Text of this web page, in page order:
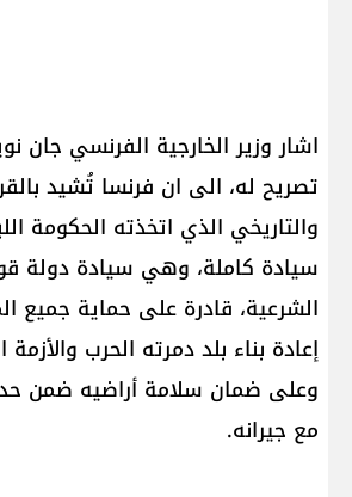
اشار وزير الخارجية الفرنسي جان
تصريح له، الى ان ​فرنسا​ تُشيد
والتاريخي الذي اتخذته الحكومة
سيادة كاملة، وهي سيادة دولة
الشرعية، قادرة على حماية جميع
إعادة بناء بلد دمرته الحرب والأزمة
وعلى ضمان سلامة أراضيه ضمن
مع جيرانه.